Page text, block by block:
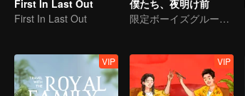
First In Last Out
First In Last Out
僕たち、夜明け前
限定ボーイズグループR1SEの卒業グループバラエティ
VIP VIP